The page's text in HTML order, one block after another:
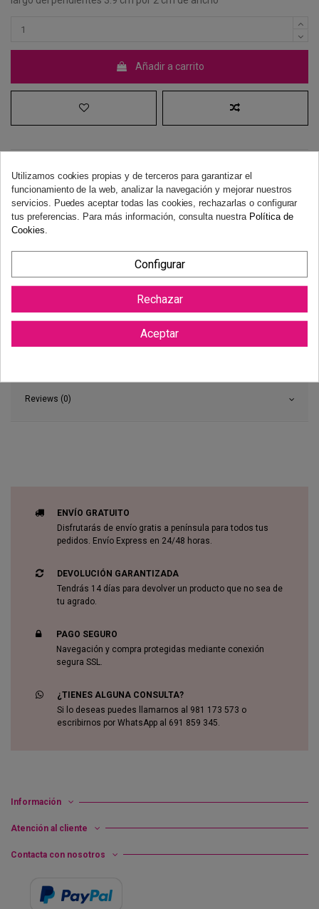
Añadir a carrito
Derecho de desistimiento
Dispones de 14 días naturales para desistir de tu compra, sin
necesidad de justificación.
Reviews (0)
ENVÍO GRATUITO
Disfrutarás de envío gratis a península para todos tus
pedidos. Envío Express en 24/48 horas.
DEVOLUCIÓN GARANTIZADA
Tendrás 14 días para devolver un producto que no sea de
tu agrado.
PAGO SEGURO
Navegación y compra protegidas mediante conexión
segura SSL.
¿TIENES ALGUNA CONSULTA?
Si lo deseas puedes llamarnos al 981 173 573 o
escribirnos por WhatsApp al 691 859 345.
Información
Atención al cliente
Contacta con nosotros
Utilizamos cookies propias y de terceros para garantizar el
funcionamiento de la web, analizar la navegación y mejorar nuestros
servicios. Puedes aceptar todas las cookies, rechazarlas o configurar
tus preferencias. Para más información, consulta nuestra Política de
Cookies
Configurar
Rechazar
Aceptar